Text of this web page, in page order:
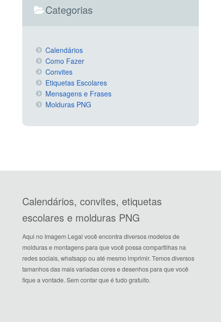
Categorias
Calendários
Como Fazer
Convites
Etiquetas Escolares
Mensagens e Frases
Molduras PNG
Calendários, convites, etiquetas
escolares e molduras PNG
Aqui no Imagem Legal você encontra diversos modelos de
molduras e montagens para que você possa compartilhas na
redes sociais, whatsapp ou até mesmo imprimir. Temos diversos
tamanhos das mais variadas cores e desenhos para que você
fique a vontade. Sem contar que é tudo gratuito.